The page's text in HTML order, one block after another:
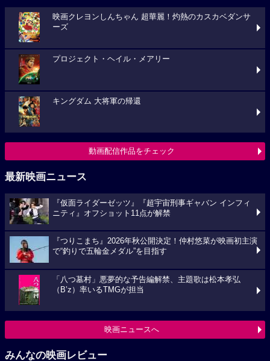
映画クレヨンしんちゃん 超華麗！灼熱のカスカベダンサ
ーズ
プロジェクト・ヘイル・メアリー
キングダム 大将軍の帰還
動画配信作品をチェック
最新映画ニュース
『仮面ライダーゼッツ』『超宇宙刑事ギャバン インフィ
ニティ』オフショット11点が解禁
『つりこまち』2026年秋公開決定！仲村悠菜が映画初主演
で“釣りで五輪金メダル”を目指す
「八つ墓村」悪夢的な予告編解禁、主題歌は松本孝弘
（B’z）率いるTMGが担当
映画ニュースへ
みんなの映画レビュー